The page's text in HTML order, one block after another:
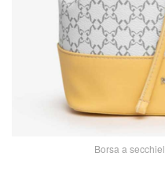
Borsa a